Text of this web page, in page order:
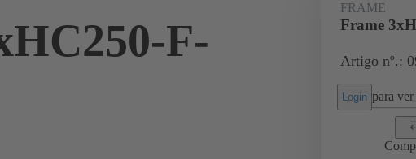
F-
FRAME
Frame
Artigo nº.:
Login para